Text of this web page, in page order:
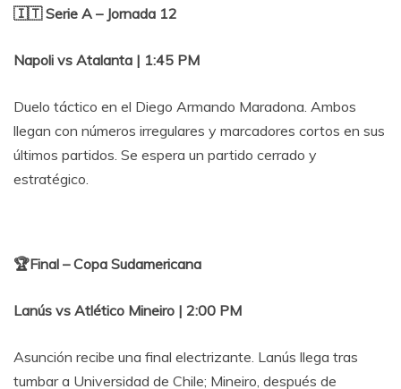
🇮🇹 Serie A – Jornada 12
Napoli vs Atalanta | 1:45 PM
Duelo táctico en el Diego Armando Maradona. Ambos
llegan con números irregulares y marcadores cortos en sus
últimos partidos. Se espera un partido cerrado y
estratégico.
🏆Final – Copa Sudamericana
Lanús vs Atlético Mineiro | 2:00 PM
Asunción recibe una final electrizante. Lanús llega tras
tumbar a Universidad de Chile; Mineiro, después de